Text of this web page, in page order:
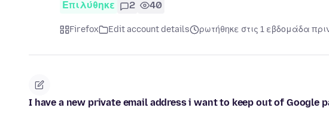
Επιλύθηκε 2 40
Firefox Edit account details ρωτήθηκε στις 1 εβδομάδα
I have a new private email address i want to keep out of Google